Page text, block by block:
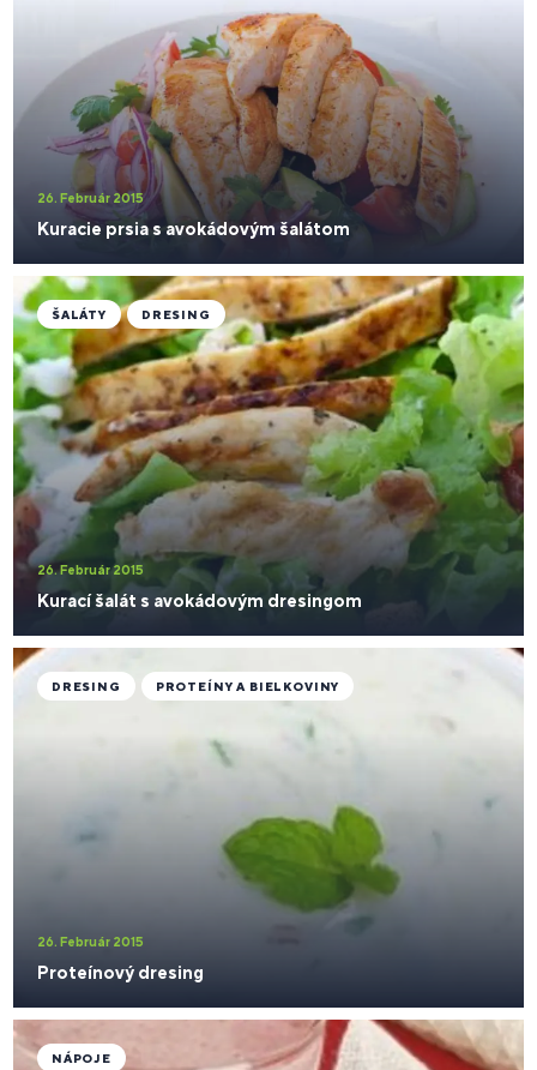
26. Február 2015
Kuracie prsia s avokádovým šalátom
26. Február 2015
Kurací šalát s avokádovým dresingom
ŠALÁTY DRESING
26. Február 2015
Proteínový dresing
DRESING PROTEÍNY A BIELKOVINY
NÁPOJE